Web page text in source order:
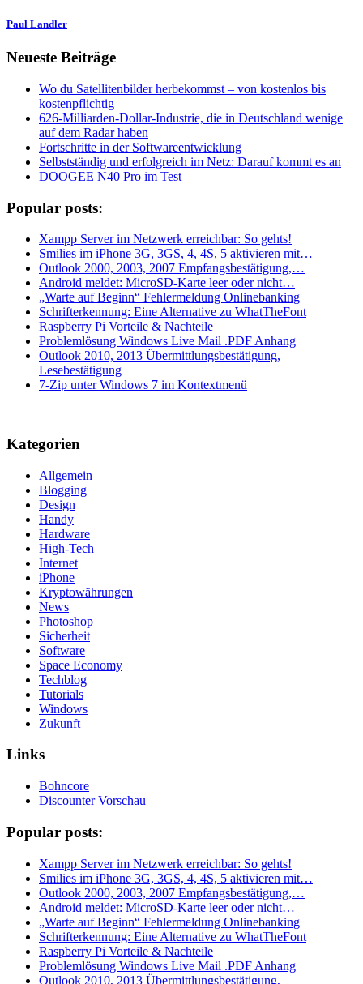
Paul Landler
Neueste Beiträge
Wo du Satellitenbilder herbekommst – von kostenlos bis
kostenpflichtig
626-Milliarden-Dollar-Industrie, die in Deutschland wenige
auf dem Radar haben
Fortschritte in der Softwareentwicklung
Selbstständig und erfolgreich im Netz: Darauf kommt es an
DOOGEE N40 Pro im Test
Popular posts:
Xampp Server im Netzwerk erreichbar: So gehts!
Smilies im iPhone 3G, 3GS, 4, 4S, 5 aktivieren mit…
Outlook 2000, 2003, 2007 Empfangsbestätigung,…
Android meldet: MicroSD-Karte leer oder nicht…
„Warte auf Beginn“ Fehlermeldung Onlinebanking
Schrifterkennung: Eine Alternative zu WhatTheFont
Raspberry Pi Vorteile & Nachteile
Problemlösung Windows Live Mail .PDF Anhang
Outlook 2010, 2013 Übermittlungsbestätigung,
Lesebestätigung
7-Zip unter Windows 7 im Kontextmenü
Kategorien
Allgemein
Blogging
Design
Handy
Hardware
High-Tech
Internet
iPhone
Kryptowährungen
News
Photoshop
Sicherheit
Software
Space Economy
Techblog
Tutorials
Windows
Zukunft
Links
Bohncore
Discounter Vorschau
Popular posts:
Xampp Server im Netzwerk erreichbar: So gehts!
Smilies im iPhone 3G, 3GS, 4, 4S, 5 aktivieren mit…
Outlook 2000, 2003, 2007 Empfangsbestätigung,…
Android meldet: MicroSD-Karte leer oder nicht…
„Warte auf Beginn“ Fehlermeldung Onlinebanking
Schrifterkennung: Eine Alternative zu WhatTheFont
Raspberry Pi Vorteile & Nachteile
Problemlösung Windows Live Mail .PDF Anhang
Outlook 2010, 2013 Übermittlungsbestätigung,